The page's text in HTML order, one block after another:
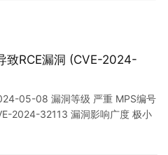
致RCE漏洞 (CVE-2024-
05-08 漏洞等级 严重 MPS编号
2024-32113 漏洞影响广度 极小
于编程导出数据。 在18.12.13之